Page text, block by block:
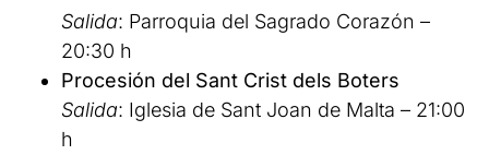
Salida: Parroquia del Sagrado Corazón –
20:30 h
Procesión del Sant Crist dels Boters
Salida: Iglesia de Sant Joan de Malta – 21:00
h